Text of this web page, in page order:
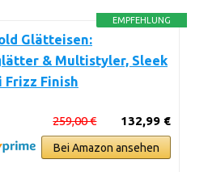
EMPFEHLUNG
Glätteisen:
& Multistyler, Sleek
Frizz Finish
132,99 €
259,00 €
Bei Amazon ansehen